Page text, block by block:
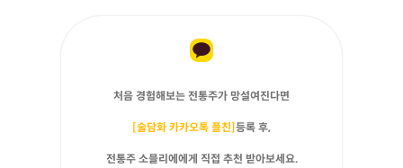
처음 경험해보는 전통주가 망설여진다면
[술담화 카카오톡 플친]등록 후,
전통주 소믈리에에게 직접 추천 받아보세요.